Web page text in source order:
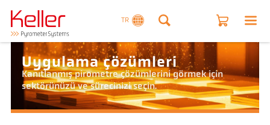
TR
Uygulama çözümleri
Kanıtlanmış pirometre çözümlerini görmek için
sektörünüzü ve sürecinizi seçin.